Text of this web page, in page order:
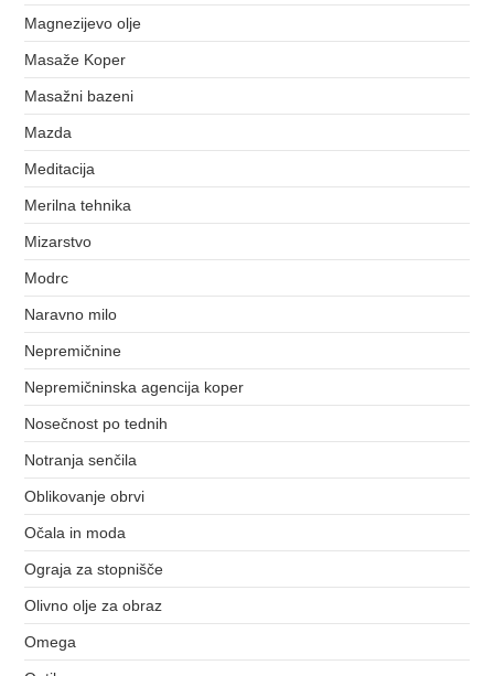
Magnezijevo olje
Masaže Koper
Masažni bazeni
Mazda
Meditacija
Merilna tehnika
Mizarstvo
Modrc
Naravno milo
Nepremičnine
Nepremičninska agencija koper
Nosečnost po tednih
Notranja senčila
Oblikovanje obrvi
Očala in moda
Ograja za stopnišče
Olivno olje za obraz
Omega